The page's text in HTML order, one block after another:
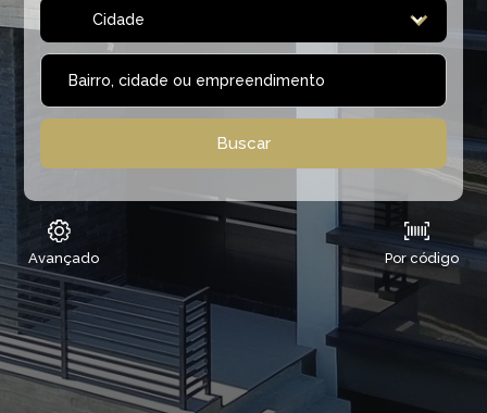
Avançado Por código